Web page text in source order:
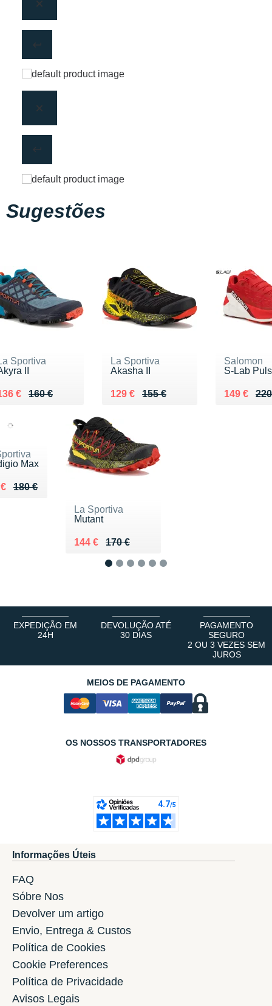
Sugestões
Sportiva
II
160 €
lieu de 160 €
€ 136 €
La Sportiva
Akasha II
155 €
Au lieu de 155 €
129 €
Vendu 129 €
Salomon
S-Lab
Au lieu de
149 €
Vendu
Max
180 €
de 180 €
152 €
La Sportiva
Mutant
170 €
Au lieu de 170 €
144 €
Vendu 144 €
EXPEDIÇÃO EM
24H
DEVOLUÇÃO ATÉ
30 DIAS
PAGAMENTO
SEGURO
2 OU 3 VEZES SEM
JUROS
MEIOS DE PAGAMENTO
OS NOSSOS TRANSPORTADORES
Informações Úteis
FAQ
Sóbre Nos
Devolver um artigo
Envio, Entrega & Custos
Política de Cookies
Cookie Preferences
Política de Privacidade
Avisos Legais